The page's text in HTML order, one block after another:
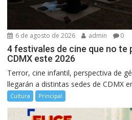
6 de agosto de 2026 admin 0
4 festivales de cine que no te
CDMX este 2026
Terror, cine infantil, perspectiva de
llegarán a distintas sedes de CDMX
Cultura Principal